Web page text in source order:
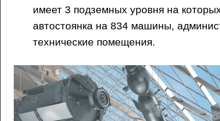
имеет 3 подземных уровня на
автостоянка на 834 машины,
технические помещения.